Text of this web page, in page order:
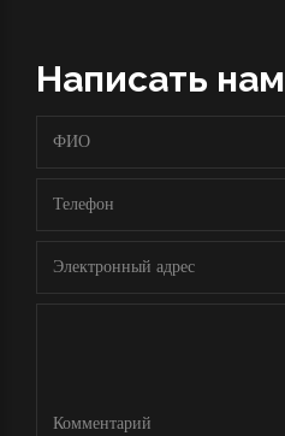
Написать нам